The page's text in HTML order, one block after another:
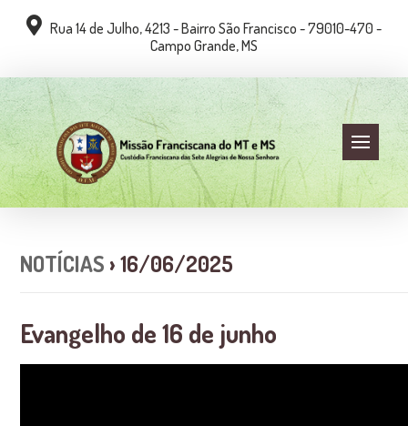
Rua 14 de Julho, 4213 - Bairro São Francisco - 79010-470 -
Campo Grande, MS
NOTÍCIAS › 16/06/2025
Evangelho de 16 de junho